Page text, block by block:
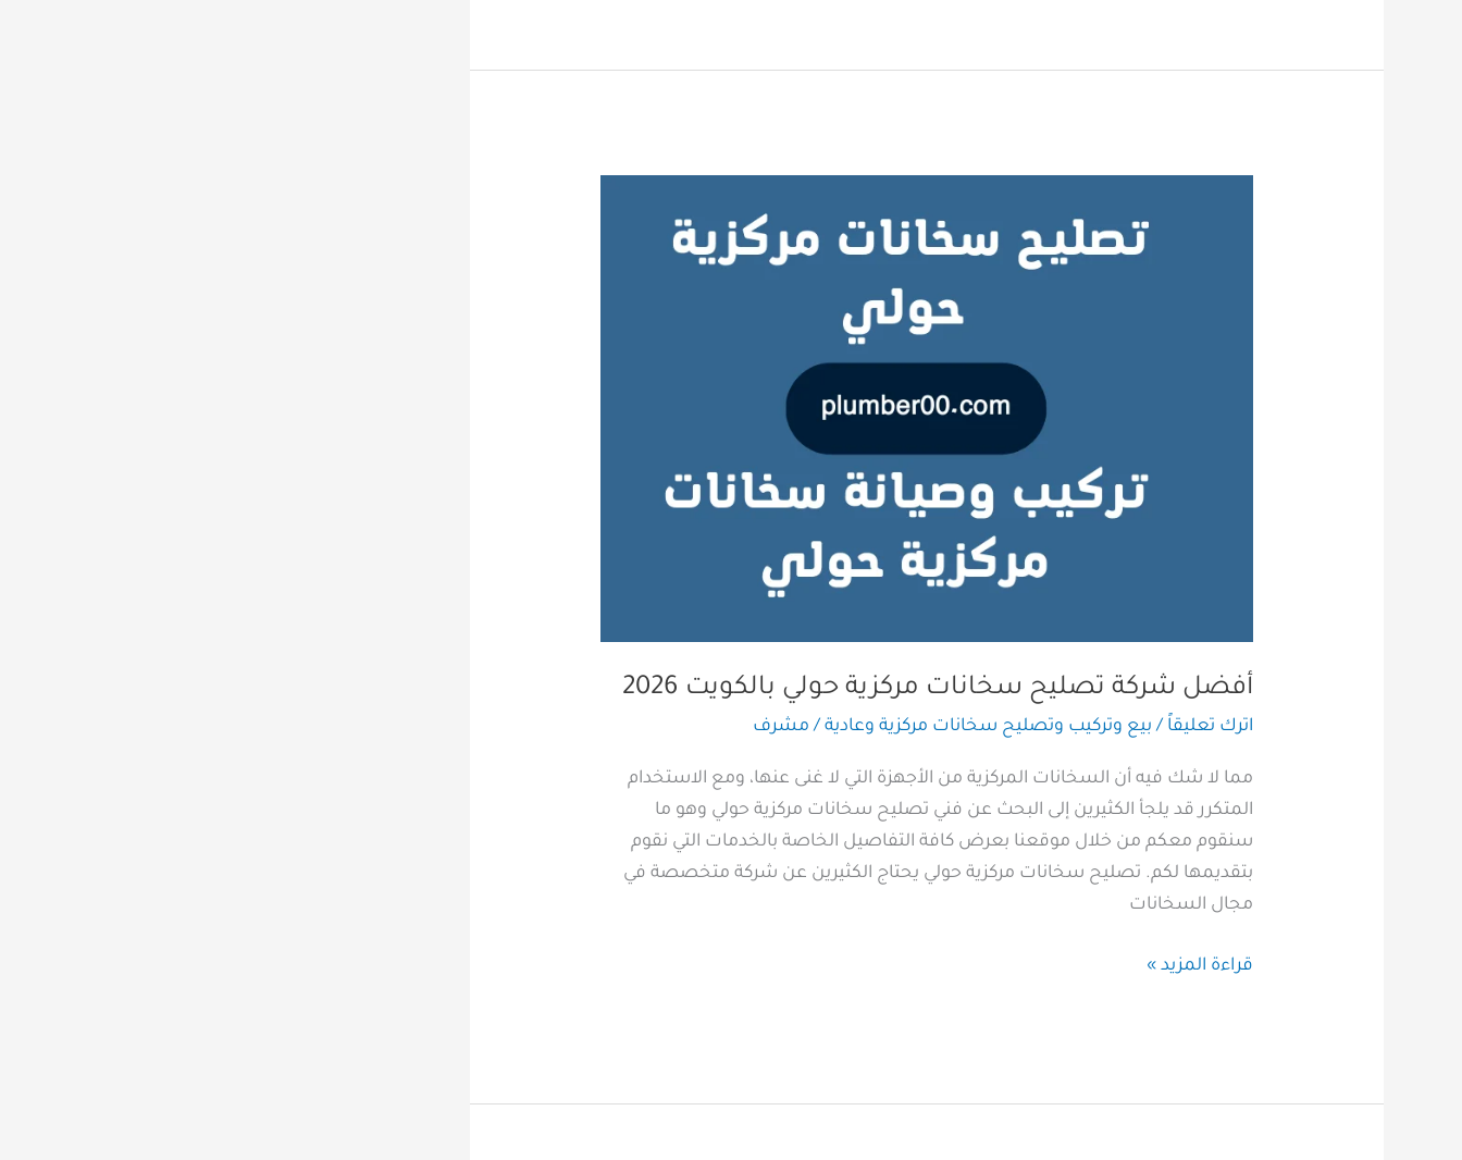
أفضل شركة تصليح سخانات مركزية حولي بالكويت 2026
اترك تعليقاً / بيع وتركيب وتصليح سخانات مركزية وعادية / مشرف
مما لا شك فيه أن السخانات المركزية من الأجهزة التي لا غنى عنها، ومع الاستخدام
المتكرر قد يلجأ الكثيرين إلى البحث عن فني تصليح سخانات مركزية حولي وهو ما
سنقوم معكم من خلال موقعنا بعرض كافة التفاصيل الخاصة بالخدمات التي نقوم
بتقديمها لكم. تصليح سخانات مركزية حولي يحتاج الكثيرين عن شركة متخصصة في
مجال السخانات
قراءة المزيد »